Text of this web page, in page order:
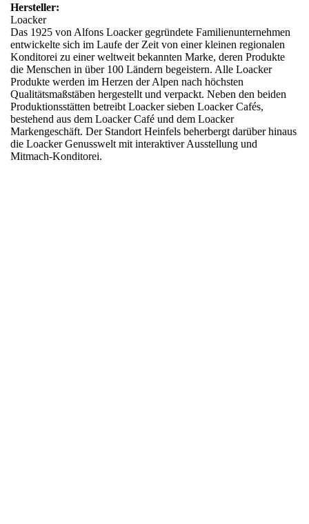
Hersteller:
Loacker
Das 1925 von Alfons Loacker gegründete Familienunternehmen
entwickelte sich im Laufe der Zeit von einer kleinen regionalen
Konditorei zu einer weltweit bekannten Marke, deren Produkte
die Menschen in über 100 Ländern begeistern. Alle Loacker
Produkte werden im Herzen der Alpen nach höchsten
Qualitätsmaßstäben hergestellt und verpackt. Neben den beiden
Produktionsstätten betreibt Loacker sieben Loacker Cafés,
bestehend aus dem Loacker Café und dem Loacker
Markengeschäft. Der Standort Heinfels beherbergt darüber hinaus
die Loacker Genusswelt mit interaktiver Ausstellung und
Mitmach-Konditorei.